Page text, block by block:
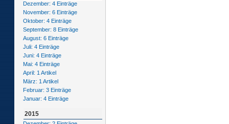
Dezember: 4 Einträge
November: 6 Einträge
Oktober: 4 Einträge
September: 8 Einträge
August: 6 Einträge
Juli: 4 Einträge
Juni: 4 Einträge
Mai: 4 Einträge
April: 1 Artikel
März: 1 Artikel
Februar: 3 Einträge
Januar: 4 Einträge
2015